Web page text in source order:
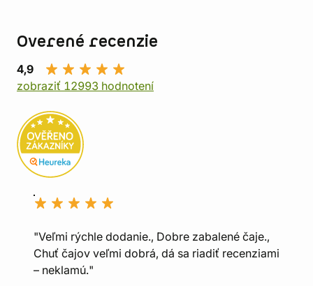
Overené recenzie
4,9
zobraziť 12993 hodnotení
"Veľmi rýchle dodanie., Dobre zabalené čaje.,
Chuť čajov veľmi dobrá, dá sa riadiť recenziami
– neklamú."